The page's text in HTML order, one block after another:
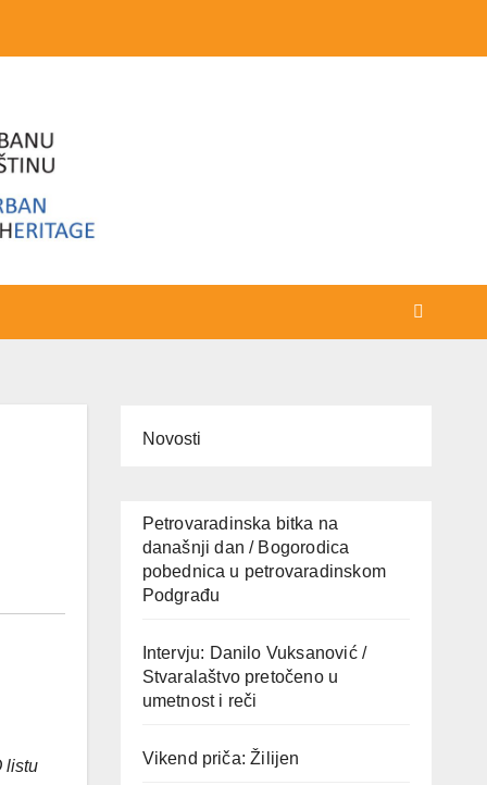
listu
Novosti
Petrovaradinska bitka na
današnji dan / Bogorodica
pobednica u petrovaradinskom
Podgrađu
Intervju: Danilo Vuksanović /
Stvaralaštvo pretočeno u
umetnost i reči
Vikend priča: Žilijen